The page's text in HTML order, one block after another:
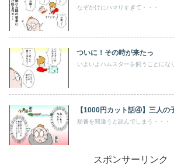
なぞかけにハマりすぎて・・・
ついに！その時が来たっ
いよいよハムスターを飼うことにな
【1000円カット話④】三人の
順番を間違うと詰んでしまう・・・
スポンサーリンク